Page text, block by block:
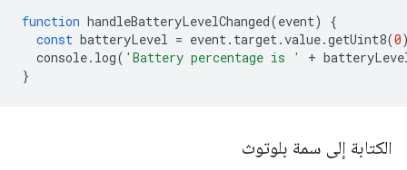
function handleBatteryLevelChanged(event)
{
const batteryLevel = event. target.value.getUint8(0
console. log( 'Battery percentage is ' +
}
الكتابة إلى سمة بلوتوث